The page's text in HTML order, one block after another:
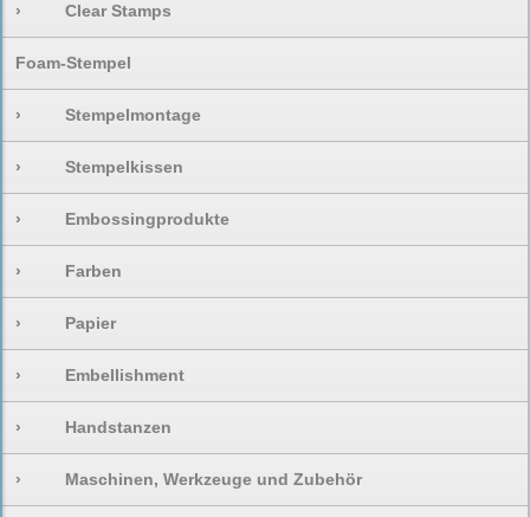
› Clear Stamps
Foam-Stempel
› Stempelmontage
› Stempelkissen
› Embossingprodukte
› Farben
› Papier
› Embellishment
› Handstanzen
› Maschinen, Werkzeuge und Zubehör